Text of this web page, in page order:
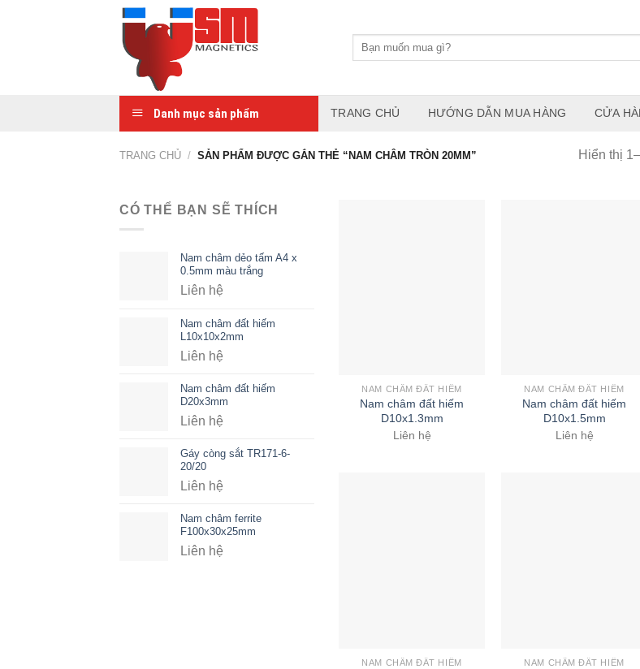
Danh mục sản phẩm TRANG CHỦ HƯỚNG DẪN MUA HÀNG CỬA
TRANG CHỦ / SẢN PHẨM ĐƯỢC GẮN THẺ “NAM CHÂM TRÒN 20MM” Hiển thị
CÓ THỂ BẠN SẼ THÍCH
Nam châm dẻo tấm A4 x
0.5mm màu trắng
Liên hệ
Nam châm đất hiếm
L10x10x2mm
Liên hệ
Nam châm đất hiếm
D20x3mm
Liên hệ
Gáy còng sắt TR171-6-
20/20
Liên hệ
Nam châm ferrite
F100x30x25mm
Liên hệ
NAM CHÂM ĐẤT HIẾM
Nam châm đất hiếm
D10x1.3mm
Liên hệ
NAM CHÂM ĐẤT HIẾM
Nam châm đất hiếm
D10x1.5mm
Liên hệ
NAM CHÂM ĐẤT HIẾM NAM CHÂM ĐẤT HIẾM